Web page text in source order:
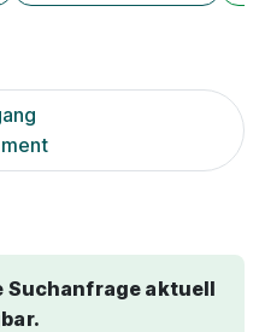
Suchanfrage aktuell